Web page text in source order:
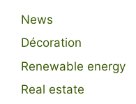
News
Décoration
Renewable energy
Real estate